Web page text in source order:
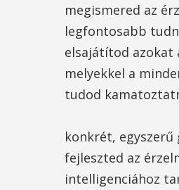
megismered az
legfontosabb
elsajátítod azokat
melyekkel a
tudod
konkrét,
fejleszted az
intelligenciához